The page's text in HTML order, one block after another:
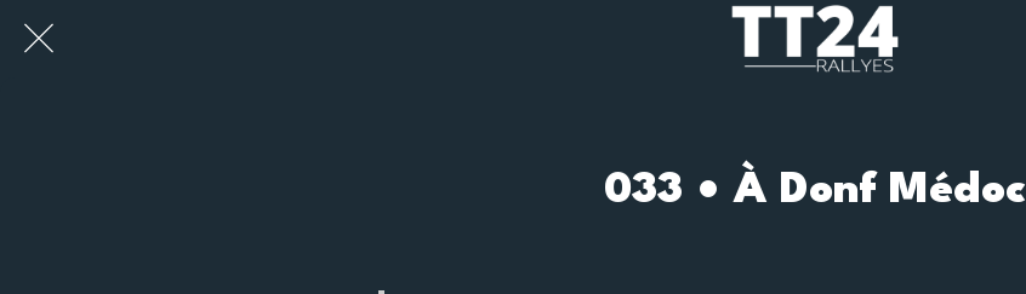
033 • À Donf Médoc